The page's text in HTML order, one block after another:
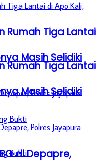
Rumah Tiga Lantai
Masih Selidiki
di Depapre,
Rumah Tiga Lantai
Masih Selidiki